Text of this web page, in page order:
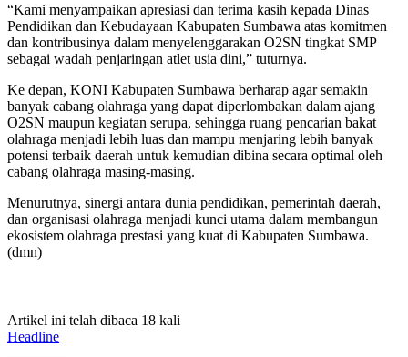
“Kami menyampaikan apresiasi dan terima kasih kepada Dinas
Pendidikan dan Kebudayaan Kabupaten Sumbawa atas komitmen
dan kontribusinya dalam menyelenggarakan O2SN tingkat SMP
sebagai wadah penjaringan atlet usia dini,” tuturnya.
Ke depan, KONI Kabupaten Sumbawa berharap agar semakin
banyak cabang olahraga yang dapat diperlombakan dalam ajang
O2SN maupun kegiatan serupa, sehingga ruang pencarian bakat
olahraga menjadi lebih luas dan mampu menjaring lebih banyak
potensi terbaik daerah untuk kemudian dibina secara optimal oleh
cabang olahraga masing-masing.
Menurutnya, sinergi antara dunia pendidikan, pemerintah daerah,
dan organisasi olahraga menjadi kunci utama dalam membangun
ekosistem olahraga prestasi yang kuat di Kabupaten Sumbawa.
(dmn)
Artikel ini telah dibaca 18 kali
Headline